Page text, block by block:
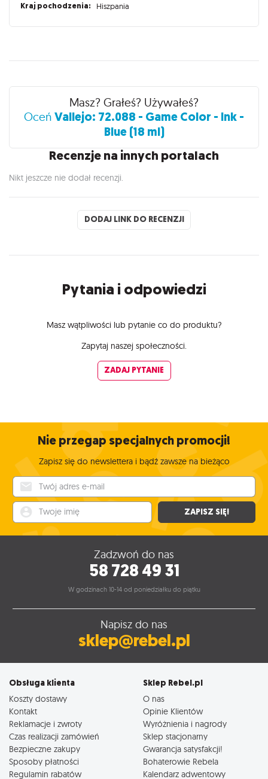
Kraj pochodzenia: Hiszpania
Recenzje
Masz? Grałeś? Używałeś?
Oceń Vallejo: 72.088 - Game Color - Ink -
Blue (18 ml)
Recenzje na innych portalach
Nikt jeszcze nie dodał recenzji.
DODAJ LINK DO RECENZJI
Pytania i odpowiedzi
Masz wątpliwości lub pytanie co do produktu?
Zapytaj naszej społeczności.
ZADAJ PYTANIE
Nie przegap specjalnych promocji!
Zapisz się do newslettera i bądź zawsze na bieżąco
ZAPISZ SIĘ!
Zadzwoń do nas
58 728 49 31
W godzinach 10-14 od poniedziałku do piątku
Napisz do nas
sklep@rebel.pl
Obsługa klienta
Koszty dostawy
Kontakt
Reklamacje i zwroty
Czas realizacji zamówień
Bezpieczne zakupy
Sposoby płatności
Regulamin rabatów
Sklep Rebel.pl
O nas
Opinie Klientów
Wyróżnienia i nagrody
Sklep stacjonarny
Gwarancja satysfakcji!
Bohaterowie Rebela
Kalendarz adwentowy